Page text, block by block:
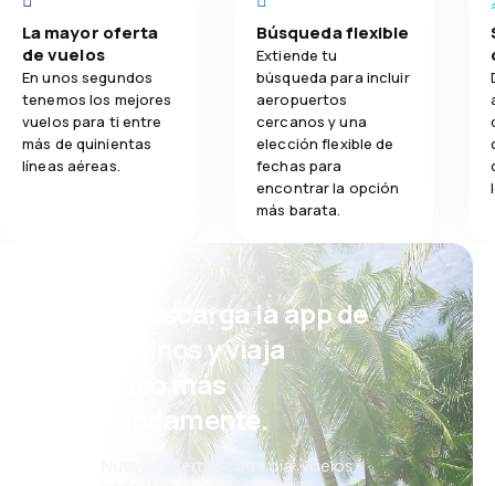
Comodidad de viaje 3.0
Transporte de equipaje 5.0
Comidas 1.0
Transporte
La mayor oferta
de vuelos
En unos segundos
tenemos los mejores
vuelos para ti entre
más de quinientas
líneas aéreas.
Búsqueda flexible
Extiende tu
búsqueda para incluir
aeropuertos
cercanos y una
elección flexible de
fechas para
encontrar la opción
más barata.
¡Eh! Descarga la app de
eDestinos y viaja
incluso más
cómodamente.
Nuevas ofertas cada día: vuelos,